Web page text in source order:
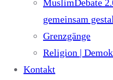
MuslimDebate
gemeinsam
Grenzgänge
Religion |
Kontakt